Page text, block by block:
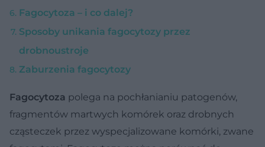
Fagocytoza – i co dalej?
Sposoby unikania fagocytozy przez
drobnoustroje
Zaburzenia fagocytozy
Fagocytoza polega na pochłanianiu patogenów,
fragmentów martwych komórek oraz drobnych
cząsteczek przez wyspecjalizowane komórki, zwane